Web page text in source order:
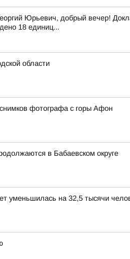
Юрьевич, добрый вечер!
18 единиц...
области
фотографа с горы Афон
в Бабаевском округе
уменьшилась на 32,5 тысячи